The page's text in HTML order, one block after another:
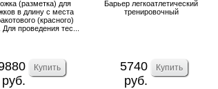
(разметка) для
в длину с места
(красного)
Для проведения тес...
руб.
Барьер легкоатлетический
тренировочный
5740
руб.